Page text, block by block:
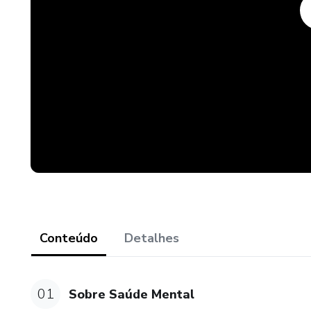
🔹 Respiração e Meditação:
🎁 BÔNUS EXCLUSIVO!
HOTFLIZ, com acesso a mais
Conteúdo Detalhes
01 Sobre Saúde Mental